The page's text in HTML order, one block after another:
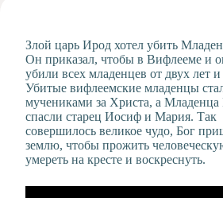
Музыкальное
отделение
Психологическая
Служба
Тьюторская
служба
Злой царь Ирод хотел убить
Он приказал, чтобы в Вифлееме и
убили всех младенцев от двух лет
Убитые вифлеемские младенцы
мучениками за Христа, а Младенца
спасли старец Иосиф и Мария. Так
совершилось великое чудо, Бог
землю, чтобы прожить
умереть на кресте и воскреснуть.